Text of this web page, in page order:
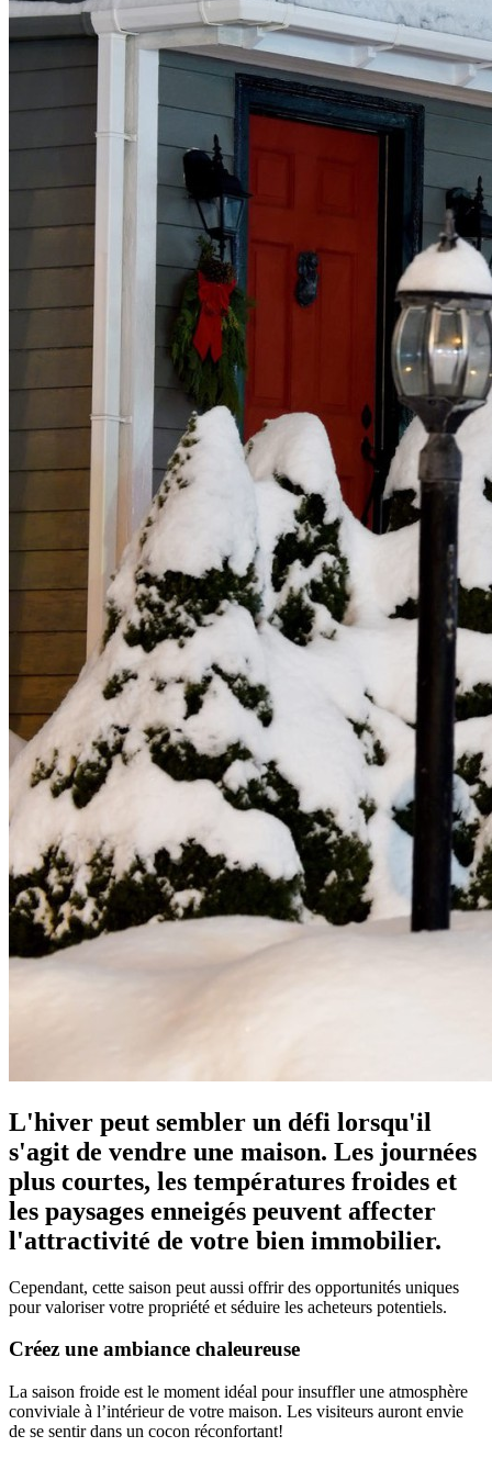
L'hiver peut sembler un défi lorsqu'il
s'agit de vendre une maison. Les journées
plus courtes, les températures froides et
les paysages enneigés peuvent affecter
l'attractivité de votre bien immobilier.
Cependant, cette saison peut aussi offrir des opportunités uniques
pour valoriser votre propriété et séduire les acheteurs potentiels.
Créez une ambiance chaleureuse
La saison froide est le moment idéal pour insuffler une atmosphère
conviviale à l’intérieur de votre maison. Les visiteurs auront envie
de se sentir dans un cocon réconfortant!